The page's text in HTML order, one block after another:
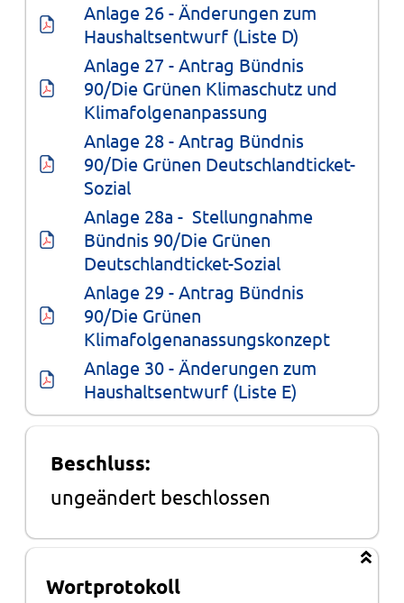
Anlage 26 - Änderungen zum
Haushaltsentwurf (Liste D)
Anlage 27 - Antrag Bündnis
90/Die Grünen Klimaschutz und
Klimafolgenanpassung
Anlage 28 - Antrag Bündnis
90/Die Grünen Deutschlandticket-
Sozial
Anlage 28a -  Stellungnahme
Bündnis 90/Die Grünen
Deutschlandticket-Sozial
Anlage 29 - Antrag Bündnis
90/Die Grünen
Klimafolgenanassungskonzept
Anlage 30 - Änderungen zum
Haushaltsentwurf (Liste E)
Beschluss:
ungeändert beschlossen
Wortprotokoll